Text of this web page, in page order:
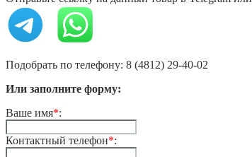
Подобрать по телефону: 8 (4812) 29-40-02
Или заполните форму:
Ваше имя*:
Контактный телефон*: